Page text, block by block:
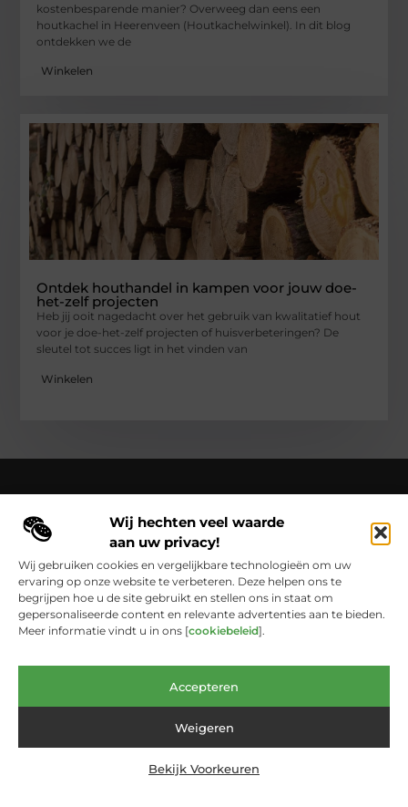
Wij hechten veel waarde
aan uw privacy!
Wij gebruiken cookies en vergelijkbare technologieën om uw
ervaring op onze website te verbeteren. Deze helpen ons te
begrijpen hoe u de site gebruikt en stellen ons in staat om
gepersonaliseerde content en relevante advertenties aan te bieden.
Meer informatie vindt u in ons [cookiebeleid].
Accepteren
Weigeren
Bekijk Voorkeuren
kostenbesparende manier? Overweeg dan eens een
houtkachel in Heerenveen (Houtkachelwinkel). In dit blog
ontdekken we de
Winkelen
Ontdek houthandel in kampen voor jouw doe-
het-zelf projecten
Heb jij ooit nagedacht over het gebruik van kwalitatief hout
voor je doe-het-zelf projecten of huisverbeteringen? De
sleutel tot succes ligt in het vinden van
Winkelen
Over Cloaca de Film
Cloacadefilm.nl – Een wereld van inspiratie, vastgelegd in
woorden en beelden.
Verken onze blogs en artikelen die het
dagelijks leven vastleggen en in een nieuw licht zetten.
Bericht categorie
@2025 www.cloacadefilm.nl. All Right Reserved.